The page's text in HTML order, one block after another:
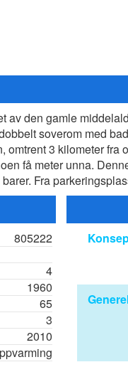
av den gamle
soverom med
omtrent 3 kilometer
få meter unna.
Fra
805222
4
1960
65
3
2010